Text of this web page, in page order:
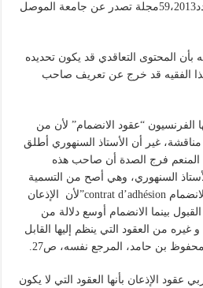
الرافدين للحقوق،مجلد16،العدد59،2013مجلة تصدر عن جامعة الموصل
بأن المحتوى التعاقدي قد يكون تحديده
هذا الفقيه قد خرج عن تعريف صاحب
الفرنسيون “عقود الانضمام” لأن من
مناقشة، غير أن الأستاذ السنهوري أطلق
المنعم فرج الصدة أن صاحب هذه
السنهوري، وهي أصح من التسمية
الفرنسية و التي معناها عقد الانضمام contrat d’adhésion”لأن الإذعان
بينما الانضمام أوسع دلالة من
غيره من العقود التي ينظم إليها القابل
بن حامد، المرجع نفسه، ص27.
الإذعان بأنها العقود التي لا يكون